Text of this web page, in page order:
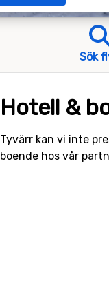
Sök
Hotell &
Tyvärr kan vi inte
boende hos vår